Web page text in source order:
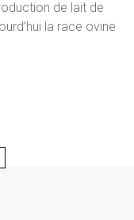
de lait de
la race ovine